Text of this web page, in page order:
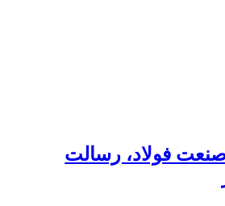
فولاد،‌ رسالت